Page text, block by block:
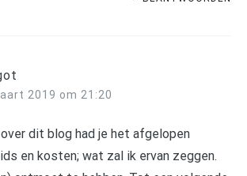
2019 om 21:20
dit blog had je het afgelopen
en kosten; wat zal ik ervan zeggen.